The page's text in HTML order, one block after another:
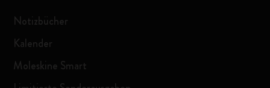
Notizbücher
Kalender
Moleskine Smart